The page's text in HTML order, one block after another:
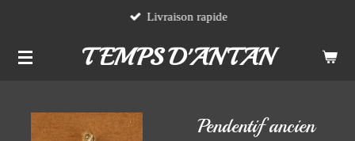
contenu
TEMPS D'ANTAN
Livraison rapide
Pendentif ancien